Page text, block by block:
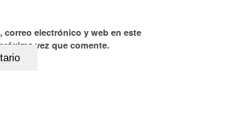
correo electrónico y web en este
vez que comente.